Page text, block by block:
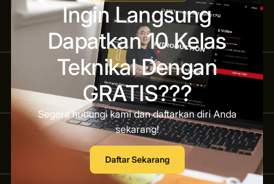
Ingin Langsung
Dapatkan 10 Kelas
Teknikal Dengan
GRATIS???
Segera hubungi kami dan daftarkan diri Anda
sekarang!
Daftar Sekarang